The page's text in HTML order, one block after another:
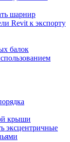
шарнир
Revit к экспорту
балок
крыши
эксцентричные